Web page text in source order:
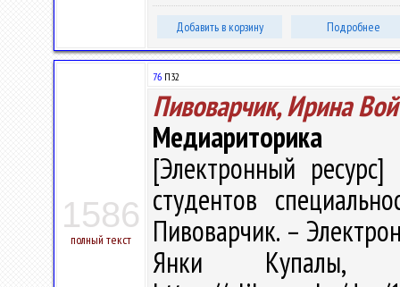
Добавить в корзину Подробнее
1586
полный текст
76 П32
Пивоварчик, Ирина
Медиариторика
[Электронный
студентов
Пивоварчик. –
Янки